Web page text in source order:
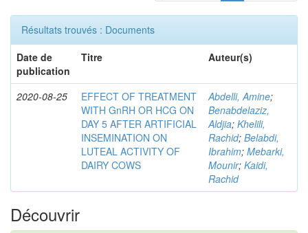
Résultats trouvés : Documents
Date de
publication
Titre Auteur(s)
2020-08-25
EFFECT OF TREATMENT
WITH GnRH OR HCG ON
DAY 5 AFTER ARTIFICIAL
INSEMINATION ON
LUTEAL ACTIVITY OF
DAIRY COWS
Abdelli, Amine;
Benabdelaziz,
Aldjia; Khelili,
Rachid; Belabdi,
Ibrahim; Mebarki,
Mounir; Kaidi,
Rachid
Découvrir